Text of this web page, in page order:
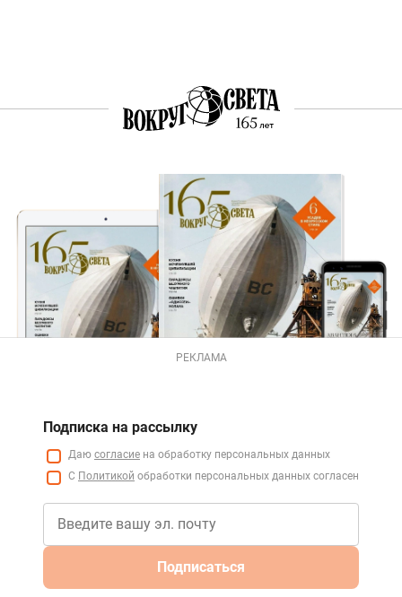
РЕКЛАМА
Подписка на рассылку
Даю согласие на обработку персональных данных
С Политикой обработки персональных данных согласен
Подписаться